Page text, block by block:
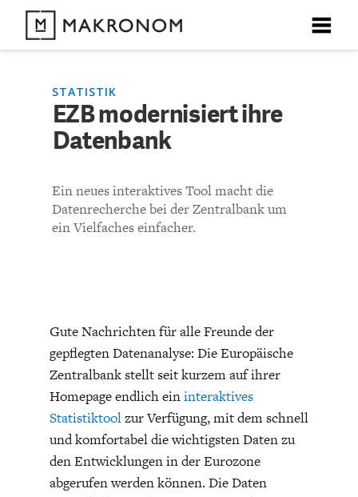
X
ARTIKEL
FEATURES
THEMEN
SUCHE
X
Unser kostenloser Newsletter informiert Sie über unsere
neuesten Beiträge.
X
BODEN
X
CHARTBOOK
STATISTIK
EZB modernisiert ihre
Datenbank
Ein neues interaktives Tool macht die
Datenrecherche bei der Zentralbank um
ein Vielfaches einfacher.
Gute Nachrichten für alle Freunde der
gepflegten Datenanalyse: Die Europäische
Zentralbank stellt seit kurzem auf ihrer
Homepage endlich eininteraktives
Statistiktoolzur Verfügung, mit dem schnell
und komfortabel die wichtigsten Daten zu
den Entwicklungen in der Eurozone
abgerufen werden können. Die Daten
X
KOMMENTARE ZU
EZB modernisiert ihre
KOMMENTIEREN (VIA EMAIL)